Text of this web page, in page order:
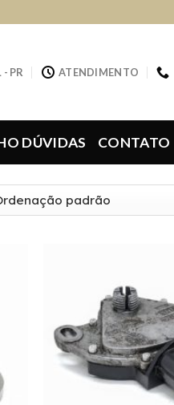
- PR ATENDIMENTO
DÚVIDAS CONTATO